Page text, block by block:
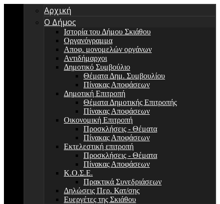
Αρχική
Ο Δήμος
Ιστορία του Δήμου Σκιάθου
Οργανόγραμμα
Αποφ. μονομελών οργάνων
Αντιδήμαρχοι
Δημοτικό Συμβούλιο
Θέματα Δημ. Συμβουλίου
Πίνακας Αποφάσεων
Δημοτική Επιτροπή
Θέματα Δημοτικής Επιτροπής
Πίνακας Αποφάσεων
Οικονομική Επιτροπή
Προσκλήσεις - Θέματα
Πίνακας Αποφάσεων
Εκτελεστική επιτροπή
Προσκλήσεις - Θέματα
Πίνακας Αποφάσεων
Κ.Ο.Σ.Ε.
Πρακτικά Συνεδριάσεων
Δηλώσεις Περ. Κατ/σης
Ευεργέτες της Σκιάθου